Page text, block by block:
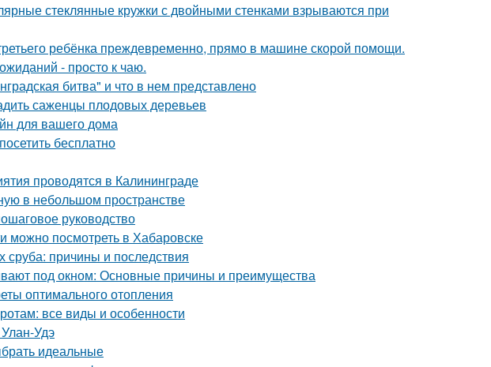
стеклянные кружки с двойными стенками взрываются при
ребёнка преждевременно, прямо в машине скорой помощи.
- просто к чаю.
битва" и что в нем представлено
саженцы плодовых деревьев
для вашего дома
бесплатно
проводятся в Калининграде
в небольшом пространстве
руководство
можно посмотреть в Хабаровске
причины и последствия
под окном: Основные причины и преимущества
оптимального отопления
все виды и особенности
Удэ
идеальные